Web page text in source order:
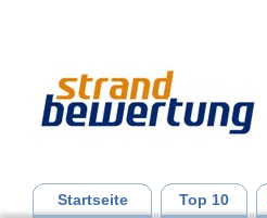
Startseite Top 10